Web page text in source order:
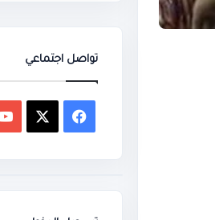
تواصل اجتماعي
فيسبوك